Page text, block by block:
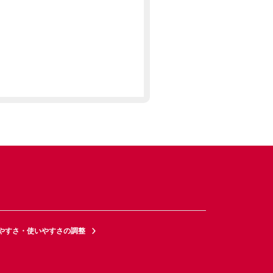
すさ・使いやすさの調整